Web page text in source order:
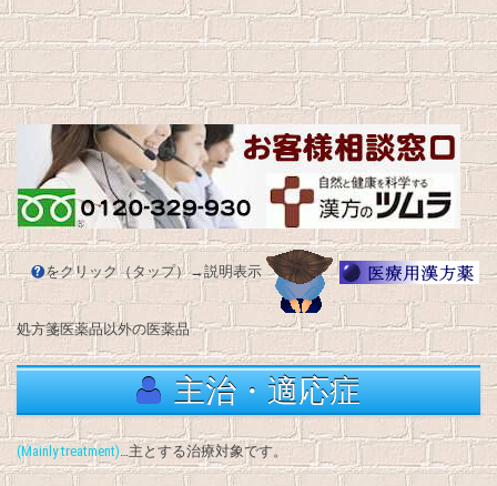
をクリック（タップ）→説明表示
処方箋医薬品以外の医薬品
主治・適応症
(Mainly treatment)…主とする治療対象です。